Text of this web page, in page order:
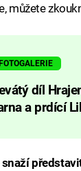
můžete
FOTOGALERIE
díl
a prdící